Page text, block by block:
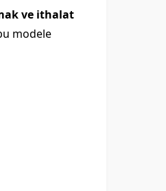
ve ithalat
modele